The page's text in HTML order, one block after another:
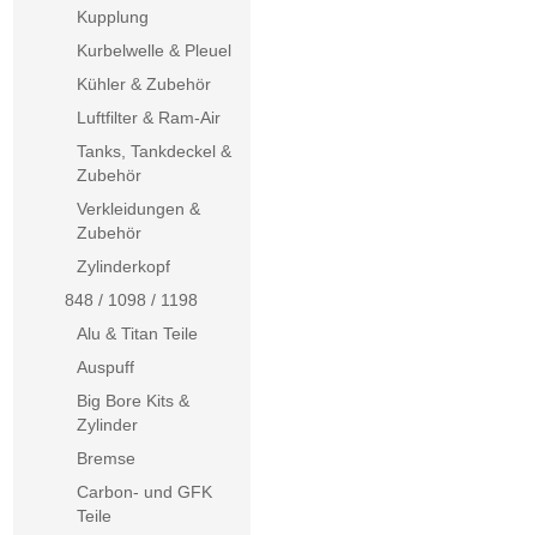
Kupplung
Kurbelwelle & Pleuel
Kühler & Zubehör
Luftfilter & Ram-Air
Tanks, Tankdeckel &
Zubehör
Verkleidungen &
Zubehör
Zylinderkopf
848 / 1098 / 1198
Alu & Titan Teile
Auspuff
Big Bore Kits &
Zylinder
Bremse
Carbon- und GFK
Teile